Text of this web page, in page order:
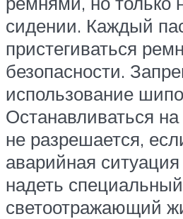
сидении. Каждый
пристегиваться
безопасности.
использование
Останавливаться
не разрешается,
аварийная
надеть специальный
светоотражающий